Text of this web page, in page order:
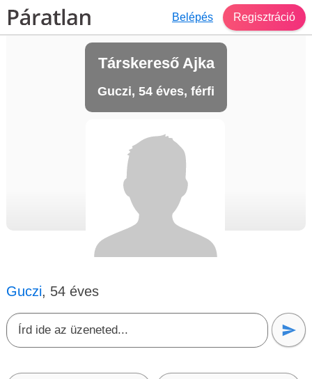
Belépés Regisztráció
Társkereső Ajka
Guczi, 54 éves, férfi
Guczi, 54 éves